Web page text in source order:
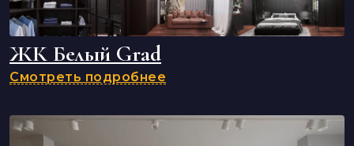
ЖК Белый Grad
Смотреть подробнее